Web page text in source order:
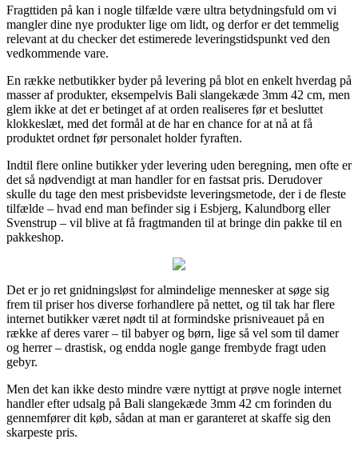
Fragttiden på kan i nogle tilfælde være ultra betydningsfuld om vi
mangler dine nye produkter lige om lidt, og derfor er det temmelig
relevant at du checker det estimerede leveringstidspunkt ved den
vedkommende vare.
En række netbutikker byder på levering på blot en enkelt hverdag på
masser af produkter, eksempelvis Bali slangekæde 3mm 42 cm, men
glem ikke at det er betinget af at orden realiseres før et besluttet
klokkeslæt, med det formål at de har en chance for at nå at få
produktet ordnet før personalet holder fyraften.
Indtil flere online butikker yder levering uden beregning, men ofte er
det så nødvendigt at man handler for en fastsat pris. Derudover
skulle du tage den mest prisbevidste leveringsmetode, der i de fleste
tilfælde – hvad end man befinder sig i Esbjerg, Kalundborg eller
Svenstrup – vil blive at få fragtmanden til at bringe din pakke til en
pakkeshop.
Det er jo ret gnidningsløst for almindelige mennesker at søge sig
frem til priser hos diverse forhandlere på nettet, og til tak har flere
internet butikker været nødt til at formindske prisniveauet på en
række af deres varer – til babyer og børn, lige så vel som til damer
og herrer – drastisk, og endda nogle gange frembyde fragt uden
gebyr.
Men det kan ikke desto mindre være nyttigt at prøve nogle internet
handler efter udsalg på Bali slangekæde 3mm 42 cm forinden du
gennemfører dit køb, sådan at man er garanteret at skaffe sig den
skarpeste pris.